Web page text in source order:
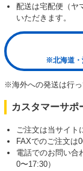
配送は宅配便（ヤ
いただきます。
※北海道・
※海外への発送は行
カスタマーサポ
ご注文は当サイト
FAXでのご注文は
電話でのお問い合
0〜17:30）